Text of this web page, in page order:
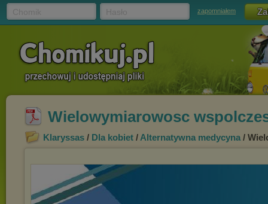
zapomniałem
Wielowymiarowosc
Klaryssas / Dla kobiet / Alternatywna medycyna /